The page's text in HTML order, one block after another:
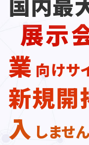
展示
業 向けサ
新規開
入 しませ